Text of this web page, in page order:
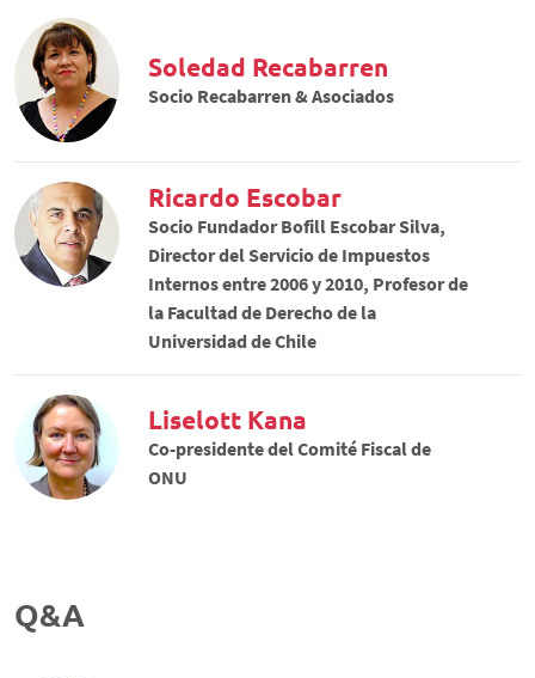
Soledad Recabarren
Socio Recabarren & Asociados
Ricardo Escobar
Socio Fundador Bofill Escobar Silva,
Director del Servicio de Impuestos
Internos entre 2006 y 2010, Profesor de
la Facultad de Derecho de la
Universidad de Chile
Liselott Kana
Co-presidente del Comité Fiscal de
ONU
Q&A